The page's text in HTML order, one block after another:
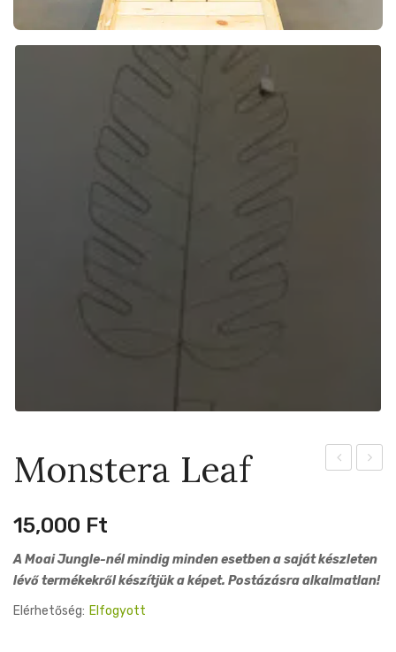
Monstera Leaf
15,000 Ft
A Moai Jungle-nél mindig minden esetben a saját készleten
lévő termékekről készítjük a képet. Postázásra alkalmatlan!
Elérhetőség: Elfogyott